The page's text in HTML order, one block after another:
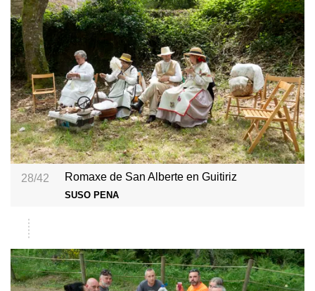
28/42 Romaxe de San Alberte en Guitiriz
SUSO PENA